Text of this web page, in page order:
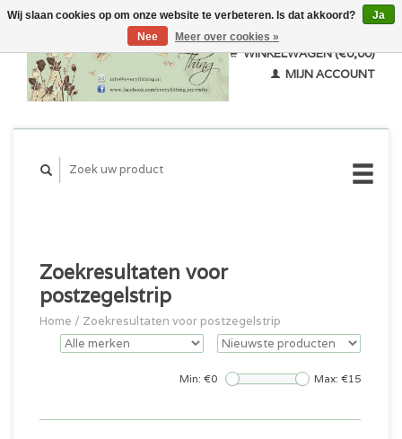
WINKELWAGEN (€0,00)
MIJN ACCOUNT
Zoekresultaten voor
postzegelstrip
Home / Zoekresultaten voor postzegelstrip
Min: €0 Max: €15
Wij slaan cookies op om onze website te verbeteren. Is dat akkoord?
Ja
Nee
Meer over cookies »